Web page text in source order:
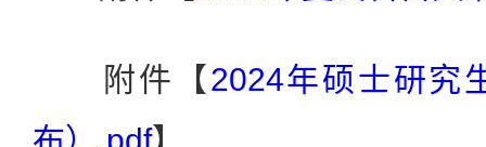
附件【 2024年硕士研究